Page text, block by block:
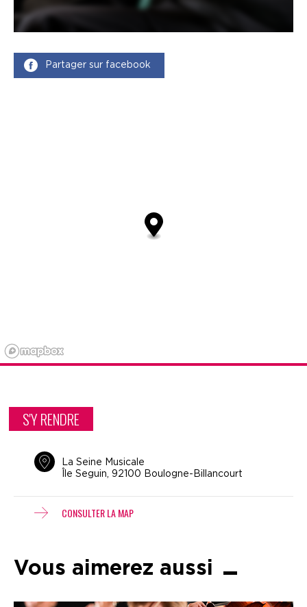
Partager sur facebook
S'Y RENDRE
La Seine Musicale
Île Seguin, 92100 Boulogne-Billancourt
CONSULTER LA MAP
Vous aimerez aussi